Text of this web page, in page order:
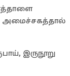
அமைச்சகத்தால்
இருநூறு